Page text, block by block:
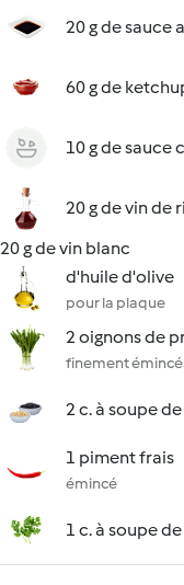
20 g de sauce
60 g de
10 g de sauce
20 g de vin de
20 g de vin blanc
d'huile d'olive
pour la plaque
2 oignons de
finement
2 c. à soupe
1 piment frais
émincé
1 c. à soupe